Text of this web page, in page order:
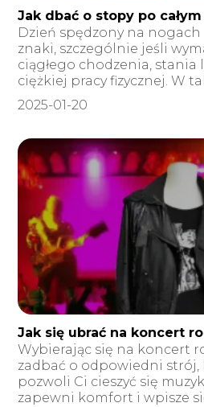
Jak dbać o stopy po
Dzień spędzony na
znaki, szczególnie jeśli
ciągłego chodzenia,
ciężkiej pracy fizycznej. W
2025-01-20
Jak się ubrać na koncert
Wybierając się na koncert
zadbać o odpowiedni strój,
pozwoli Ci cieszyć się
zapewni komfort i wpisze